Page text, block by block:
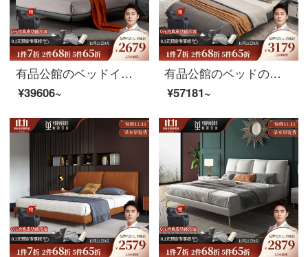
有品公館のベッドイタリア式はきわめて簡単で現代な布芸ベッドのダブルベッドの1.8メートルの主な寝台の結婚のシーツのベッド+椰子の棕櫚のマットレスの1.8メートルの支柱の金があります。
¥39606~
有品公館のベッドの意味式はきわめて簡単で現代的です。北欧の軟包1.8メートルの結婚ベッドネットの赤いタイプ（頭の層の牛革）のシングルベッド+ベッドの頭の棚*2 1.8メートルの高さの箱の金
¥57181~